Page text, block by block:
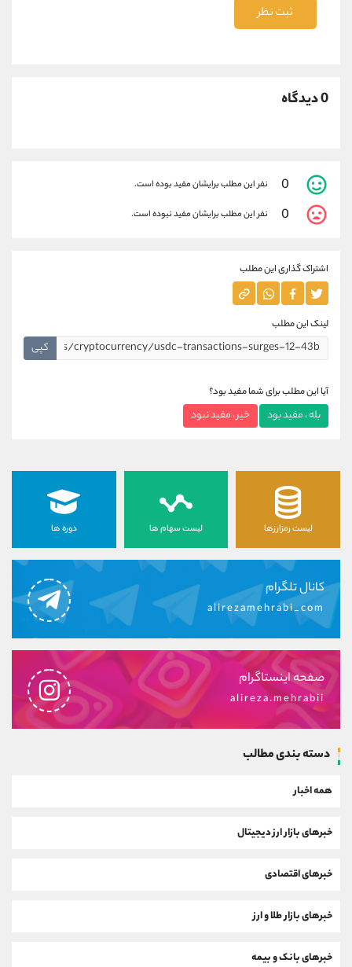
ثبت نظر
0 دیدگاه
0 نفر این مطلب برایشان مفید بوده است.
0 نفر این مطلب برایشان مفید نبوده است.
اشتراک گذاری این مطلب
لینک این مطلب
کپی
آیا این مطلب برای شما مفید بود؟
بله ، مفید بود خیر ، مفید نبود
لیست رمزارزها لیست سهام ها دوره ها
کانال تلگرام
alirezamehrabi_com
صفحه اینستاگرام
alireza.mehrabii
دسته بندی مطالب
همه اخبار
خبرهای بازار ارز دیجیتال
خبرهای اقتصادی
خبرهای بازار طلا و ارز
خبرهای بانک و بیمه